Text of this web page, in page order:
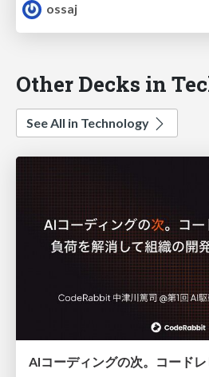
ossaj
Other Decks in
See All in Technology